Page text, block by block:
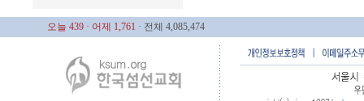
오늘 439 · 어제 1,761 · 전체 4,085,474